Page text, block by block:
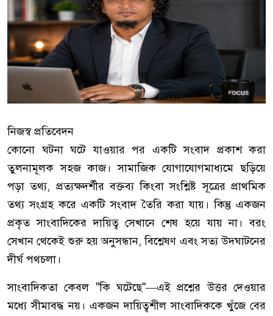
নিজস্ব প্রতিবেদন
কোনো ঘটনা ঘটে যাওয়ার পর একটি সংবাদ প্রকাশ করা
তুলনামূলক সহজ কাজ। সামাজিক যোগাযোগমাধ্যমে ছড়িয়ে
পড়া তথ্য, প্রত্যক্ষদর্শীর বক্তব্য কিংবা সংশ্লিষ্ট সূত্রের প্রাথমিক
তথ্য সংগ্রহ করে একটি সংবাদ তৈরি করা যায়। কিন্তু একজন
প্রকৃত সাংবাদিকের দায়িত্ব সেখানে শেষ হয়ে যায় না। বরং
সেখান থেকেই শুরু হয় অনুসন্ধান, বিশ্লেষণ এবং সত্য উদ্ঘাটনের
দীর্ঘ পথচলা।
সাংবাদিকতা কেবল "কি ঘটেছে"—এই প্রশ্নের উত্তর দেওয়ার
মধ্যে সীমাবদ্ধ নয়। একজন দায়িত্বশীল সাংবাদিককে খুঁজে বের